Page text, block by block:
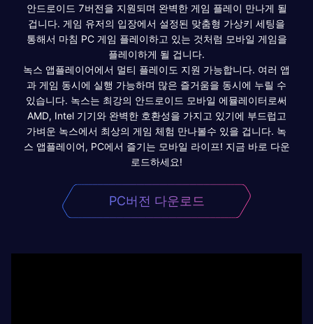
안드로이드 7버전을 지원되며 완벽한 게임 플레이 만나게 될
겁니다. 게임 유저의 입장에서 설정된 맞춤형 가상키 세팅을
통해서 마침 PC 게임 플레이하고 있는 것처럼 모바일 게임을
플레이하게 될 겁니다.
녹스 앱플레이어에서 멀티 플레이도 지원 가능합니다. 여러 앱
과 게임 동시에 실행 가능하며 많은 즐거움을 동시에 누릴 수
있습니다. 녹스는 최강의 안드로이드 모바일 에뮬레이터로써
AMD, Intel 기기와 완벽한 호환성을 가지고 있기에 부드럽고
가벼운 녹스에서 최상의 게임 체험 만나볼수 있을 겁니다. 녹
스 앱플레이어, PC에서 즐기는 모바일 라이프! 지금 바로 다운
로드하세요!
PC버전 다운로드